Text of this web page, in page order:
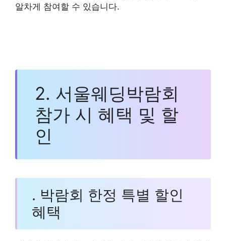
알차게 참여할 수 있습니다.
2. 서울웨딩박람회
참가 시 혜택 및 할
인
. 박람회 한정 특별 할인
혜택